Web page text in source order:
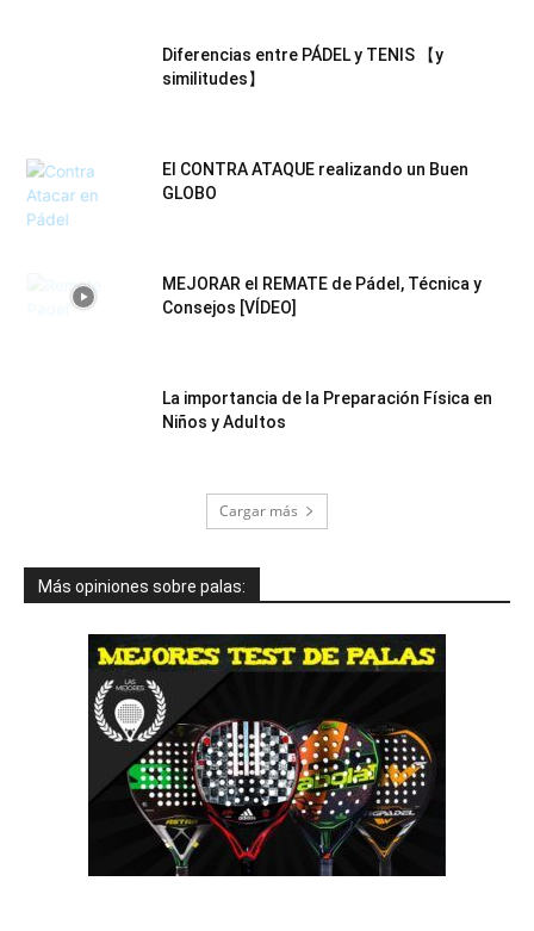
Diferencias entre PÁDEL y TENIS 【y
similitudes】
El CONTRA ATAQUE realizando un Buen
GLOBO
MEJORAR el REMATE de Pádel, Técnica y
Consejos [VÍDEO]
La importancia de la Preparación Física en
Niños y Adultos
Cargar más
Más opiniones sobre palas: